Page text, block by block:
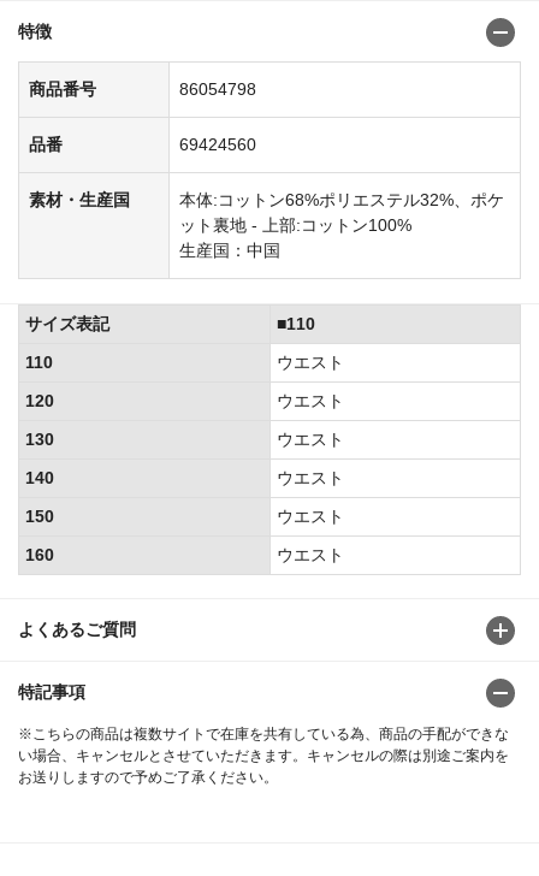
特徴
商品番号 86054798
品番 69424560
素材・生産国
本体:コットン68%ポリエステル32%、ポケ
ット裏地 - 上部:コットン100%
生産国：中国
よくあるご質問
特記事項
※こちらの商品は複数サイトで在庫を共有している為、商品の手配ができな
い場合、キャンセルとさせていただきます。キャンセルの際は別途ご案内を
お送りしますので予めご了承ください。
サイズ表記
■110
110
ウエスト
120
ウエスト
130
ウエスト
140
ウエスト
150
ウエスト
160
ウエスト